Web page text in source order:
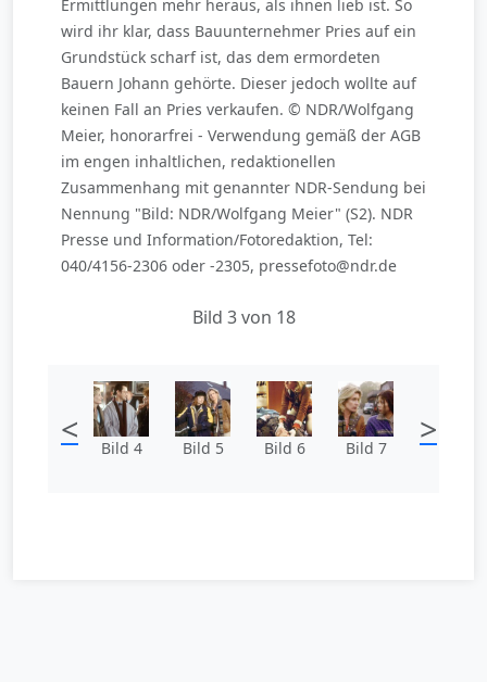
Ermittlungen mehr heraus, als ihnen lieb ist. So
wird ihr klar, dass Bauunternehmer Pries auf ein
Grundstück scharf ist, das dem ermordeten
Bauern Johann gehörte. Dieser jedoch wollte auf
keinen Fall an Pries verkaufen. © NDR/Wolfgang
Meier, honorarfrei - Verwendung gemäß der AGB
im engen inhaltlichen, redaktionellen
Zusammenhang mit genannter NDR-Sendung bei
Nennung "Bild: NDR/Wolfgang Meier" (S2). NDR
Presse und Information/Fotoredaktion, Tel:
040/4156-2306 oder -2305, pressefoto@ndr.de
Bild 3 von 18
< Bild 4 Bild 5 Bild 6 Bild 7 >